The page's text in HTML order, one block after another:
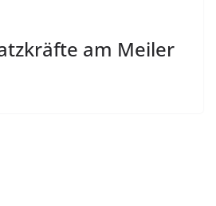
am Meiler